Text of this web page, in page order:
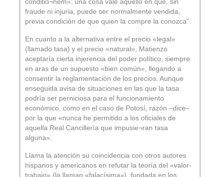
conditio¬nem»: una cosa vale aquello en que, sin
fraude ni injuria, puede ser normalmente vendida,
previa condición de que quien la compre la conozca”.
En cuanto a la alternativa entre el precio «legal»
(llamado tasa) y el precio «natural», Matienzo
aceptaría cierta injerencia del poder político, siempre
en aras de un supuesto «bien común», llegando a
consentir la reglamentación de los precios. Aunque
enseguida avisa de situaciones en las que la tasa
podría ser perniciosa para el funcionamiento
económico, como en el caso de Potosí, razón –dice–
por la que «nunca he permitido a los oficiales de
aquella Real Cancillería que impusie¬ran tasa
alguna».
Llama la atención su coincidencia con otros autores
hispanos y americanos en refutar la teoría del «valor-
trabajo» (la llaman «falacísima»), fundada en los